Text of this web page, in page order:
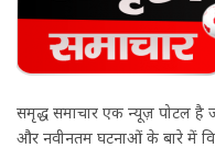
समृद्ध समाचार एक न्यूज़ पोर्टल
और नवीनतम घटनाओं के बारे में